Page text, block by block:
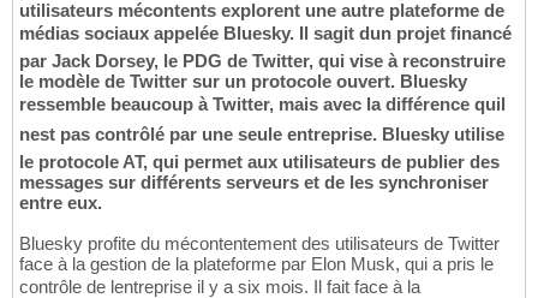
utilisateurs mécontents explorent une autre plateforme de
médias sociaux appelée Bluesky. Il sagit dun projet financé
par Jack Dorsey, le PDG de Twitter, qui vise à reconstruire
le modèle de Twitter sur un protocole ouvert. Bluesky
ressemble beaucoup à Twitter, mais avec la différence quil
nest pas contrôlé par une seule entreprise. Bluesky utilise
le protocole AT, qui permet aux utilisateurs de publier des
messages sur différents serveurs et de les synchroniser
entre eux.
Bluesky profite du mécontentement des utilisateurs de Twitter
face à la gestion de la plateforme par Elon Musk, qui a pris le
contrôle de lentreprise il y a six mois. Il fait face à la